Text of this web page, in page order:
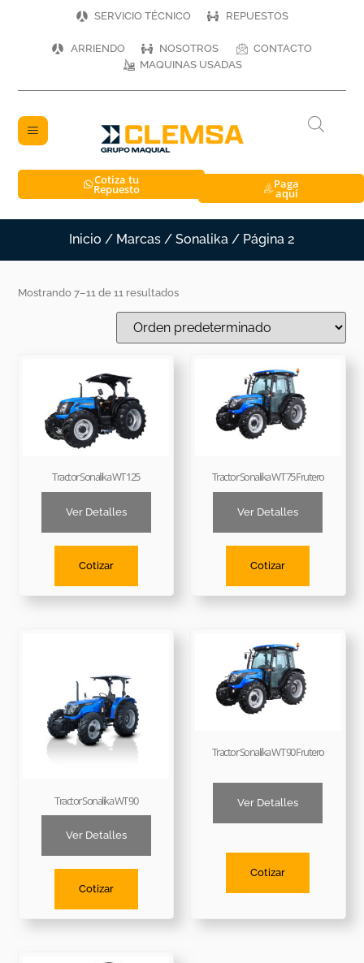
SERVICIO TÉCNICO REPUESTOS
ARRIENDO NOSOTROS
CONTACTO
MAQUINAS USADAS
Cotiza tu
Repuesto Paga
aquí
Inicio / Marcas / Sonalika / Página 2
Mostrando 7–11 de 11 resultados
Tractor Sonalika WT 125
Ver Detalles
Cotizar
Tractor Sonalika WT 75 Frutero
Ver Detalles
Cotizar
Tractor Sonalika WT 90
Ver Detalles
Cotizar
Tractor Sonalika WT 90 Frutero
Ver Detalles
Cotizar